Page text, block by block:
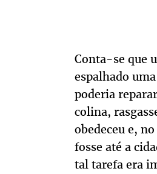
Conta-se que
espalhado
poderia
colina,
obedeceu e,
fosse até a
tal tarefa era